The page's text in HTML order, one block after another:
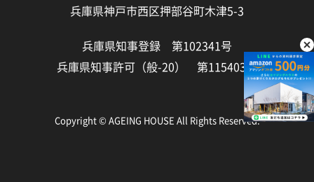
兵庫県知事登録 第102341号
兵庫県知事許可（般-20） 第115403号
兵庫県神戸市西区押部谷町木津5-3
Copyright © AGEING HOUSE All Rights Reserved.